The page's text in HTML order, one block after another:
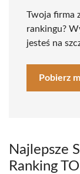
Twoja firma
rankingu?
jesteś na
Pobierz
Najlepsze
Ranking